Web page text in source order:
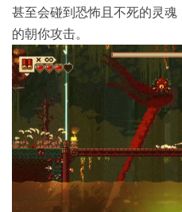
甚至会碰到恐怖且不死的灵
的朝你攻击。